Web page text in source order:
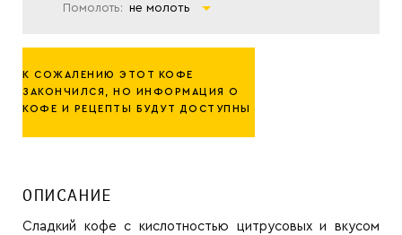
ОПИСАНИЕ
Сладкий кофе с кислотностью цитрусовых и вкусом
Помолоть: не молоть
К СОЖАЛЕНИЮ ЭТОТ КОФЕ
ЗАКОНЧИЛСЯ, НО ИНФОРМАЦИЯ О
КОФЕ И РЕЦЕПТЫ БУДУТ ДОСТУПНЫ